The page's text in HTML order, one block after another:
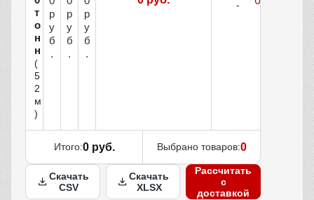
т
о
н
н
(
5
2
м
)
р
у
б
.
р
у
б
.
р
у
б
.
Итого:0 руб. Выбрано товаров:0
Скачать
CSV
Скачать
XLSX
Рассчитать
с
доставкой